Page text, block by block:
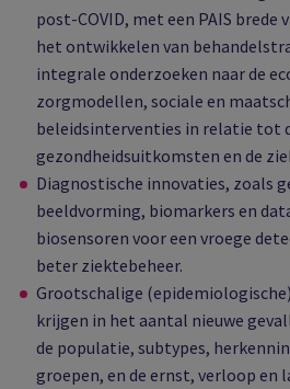
post-COVID, met een PAIS brede
het ontwikkelen van
integrale onderzoeken naar de
zorgmodellen, sociale en
beleidsinterventies in relatie tot
gezondheidsuitkomsten en de
Diagnostische innovaties, zoals
beeldvorming, biomarkers en
biosensoren voor een vroege
beter ziektebeheer.
Grootschalige
krijgen in het aantal nieuwe
de populatie, subtypes,
groepen, en de ernst, verloop en